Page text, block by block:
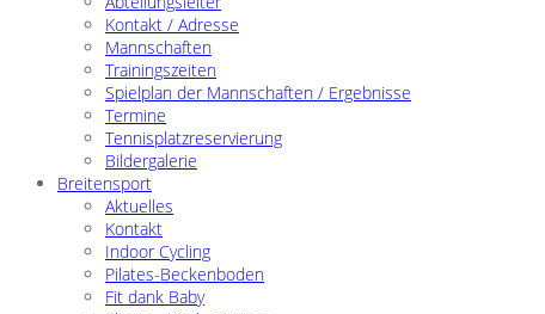
Kontakt / Adresse
Mannschaften
Trainingszeiten
Spielplan der Mannschaften / Ergebnisse
Termine
Tennisplatzreservierung
Bildergalerie
Breitensport
Aktuelles
Kontakt
Indoor Cycling
Pilates-Beckenboden
Fit dank Baby